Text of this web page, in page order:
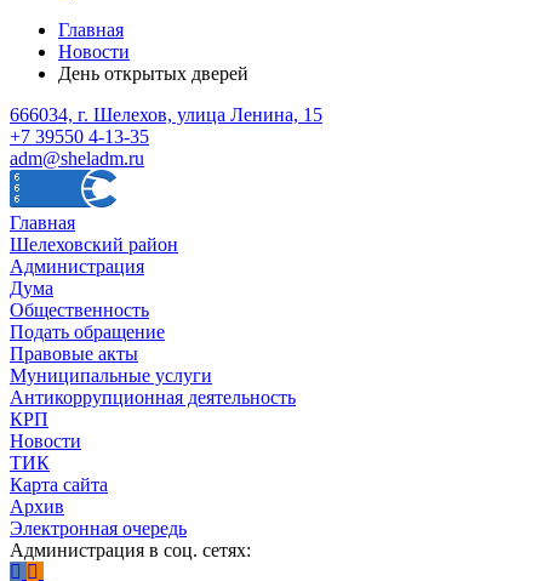
Главная
Новости
День открытых дверей
666034, г. Шелехов, улица Ленина, 15
+7 39550 4-13-35
adm@sheladm.ru
Главная
Шелеховский район
Администрация
Дума
Общественность
Подать обращение
Правовые акты
Муниципальные услуги
Антикоррупционная деятельность
КРП
Новости
ТИК
Карта сайта
Архив
Электронная очередь
Администрация в соц. сетях: